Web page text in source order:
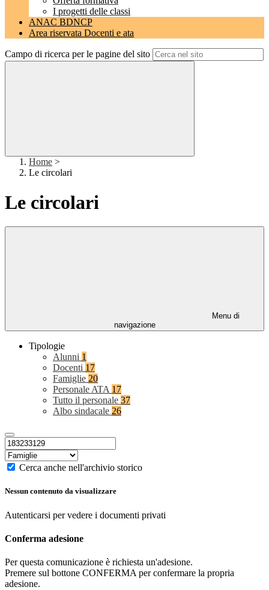
I progetti delle classi
ANAC BDNCP
Area riservata Docenti e ata
Campo di ricerca per le pagine del sito
Home >
Le circolari
Le circolari
Menu di
navigazione
Tipologie
Alunni 1
Docenti 17
Famiglie 20
Personale ATA 17
Tutto il personale 37
Albo sindacale 26
Cerca anche nell'archivio storico
Nessun contenuto da visualizzare
Autenticarsi per vedere i documenti privati
Conferma adesione
Per questa comunicazione è richiesta un'adesione.
Premere sul bottone CONFERMA per confermare la propria
adesione.